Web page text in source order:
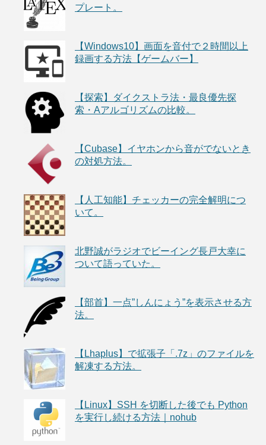
プレート。
【Windows10】画面を音付で２時間以上
録画する方法【ゲームバー】
【探索】ダイクストラ法・最良優先探
索・Aアルゴリズムの比較。
【Cubase】イヤホンから音がでないとき
の対処方法。
【人工知能】チェッカーの完全解明につ
いて。
北野誠がラジオでビーイング長戸大幸に
ついて語っていた。
【部首】一点”しんにょう”を表示させる方
法。
【Lhaplus】で拡張子「.7z」のファイルを
解凍する方法。
【Linux】SSH を切断した後でも Python
を実行し続ける方法｜nohub